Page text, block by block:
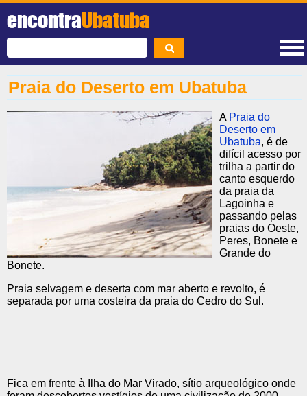
encontraUbatuba
Praia do Deserto em Ubatuba
A Praia do
Deserto em
Ubatuba, é de
difícil acesso por
trilha a partir do
canto esquerdo
da praia da
Lagoinha e
passando pelas
praias do Oeste,
Peres, Bonete e
Grande do
Bonete.
Praia selvagem e deserta com mar aberto e revolto, é
separada por uma costeira da praia do Cedro do Sul.
Fica em frente à Ilha do Mar Virado, sítio arqueológico onde